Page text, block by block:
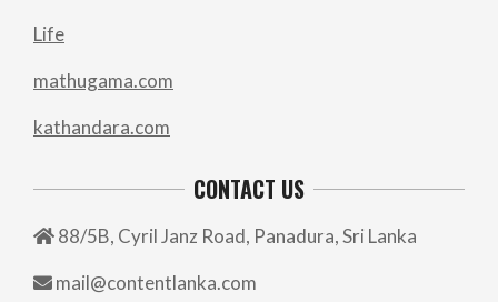
Life
mathugama.com
kathandara.com
CONTACT US
88/5B, Cyril Janz Road, Panadura, Sri Lanka
mail@contentlanka.com